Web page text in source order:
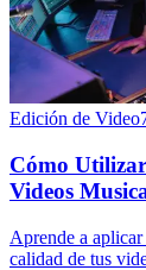
Edición de Video
Cómo
Videos
Aprende a
calidad de tus